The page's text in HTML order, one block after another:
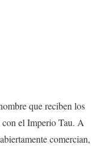
que reciben los
el Imperio Tau. A
comercian,